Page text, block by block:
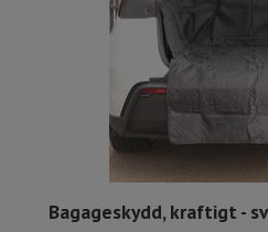
Bagageskydd, kraftigt -